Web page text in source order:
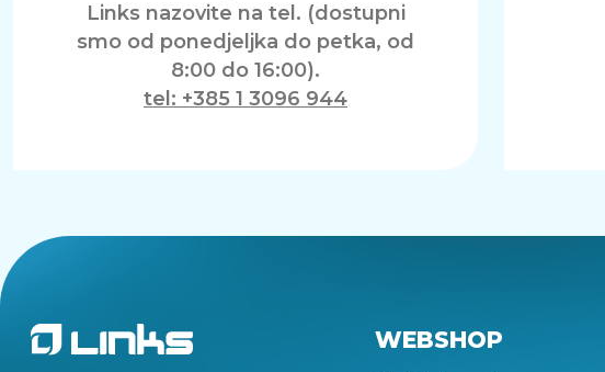
Links nazovite na tel. (dostupni
smo od ponedjeljka do petka, od
8:00 do 16:00).
tel: +385 1 3096 944
WEBSHOP